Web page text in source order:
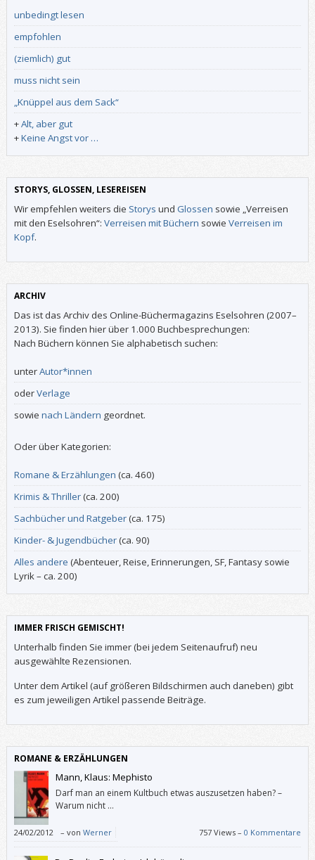
unbedingt lesen
empfohlen
(ziemlich) gut
muss nicht sein
„Knüppel aus dem Sack“
+Alt, aber gut
+Keine Angst vor …
STORYS, GLOSSEN, LESEREISEN
Wir empfehlen weiters die Storys und Glossen sowie „Verreisen
mit den Eselsohren“: Verreisen mit Büchern sowie Verreisen im
Kopf.
ARCHIV
Das ist das Archiv des Online-Büchermagazins Eselsohren (2007–
2013). Sie finden hier über 1.000 Buchbesprechungen:
Nach Büchern können Sie alphabetisch suchen:
unterAutor*innen
oderVerlage
sowie nach Ländern geordnet.
Oder über Kategorien:
Romane & Erzählungen (ca. 460)
Krimis & Thriller(ca. 200)
Sachbücher und Ratgeber(ca. 175)
Kinder- & Jugendbücher(ca. 90)
Alles andere (Abenteuer, Reise, Erinnerungen, SF, Fantasy sowie
Lyrik – ca. 200)
IMMER FRISCH GEMISCHT!
Unterhalb finden Sie immer (bei jedem Seitenaufruf) neu
ausgewählte Rezensionen.
Unter dem Artikel (auf größeren Bildschirmen auch daneben) gibt
es zum jeweiligen Artikel passende Beiträge.
ROMANE & ERZÄHLUNGEN
Mann, Klaus: Mephisto
Darf man an einem Kultbuch etwas auszusetzen haben? –
Warum nicht …
24/02/2012 – von Werner 757 Views –0 Kommentare